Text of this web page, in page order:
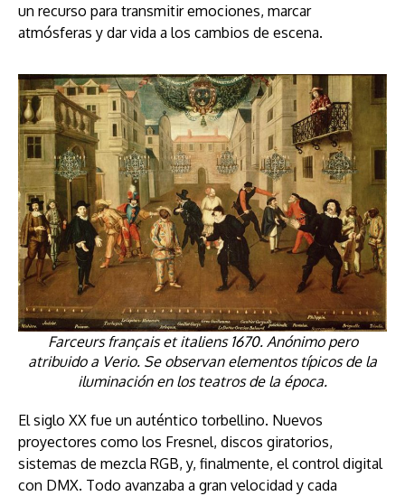
un recurso para transmitir emociones, marcar
atmósferas y dar vida a los cambios de escena.
Farceurs français et italiens 1670. Anónimo pero
atribuido a Verio. Se observan elementos típicos de la
iluminación en los teatros de la época.
El siglo XX fue un auténtico torbellino. Nuevos
proyectores como los Fresnel, discos giratorios,
sistemas de mezcla RGB, y, finalmente, el control digital
con DMX. Todo avanzaba a gran velocidad y cada